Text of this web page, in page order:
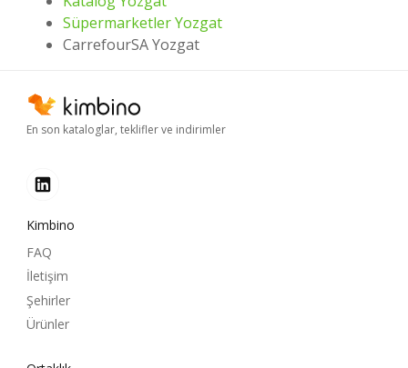
Süpermarketler Yozgat
CarrefourSA Yozgat
En son kataloglar, teklifler ve indirimler
Kimbino
FAQ
İletişim
Şehirler
Ürünler